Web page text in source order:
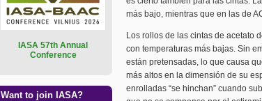
más bajo, mientras que en las de
Los rollos de las cintas de acetato
con temperaturas más bajas. Sin
están pretensadas, lo que causa
más altos en la dimensión de su
enrolladas “se hinchan” cuando
ASA 57th Annual
Conference
Want to join IASA?